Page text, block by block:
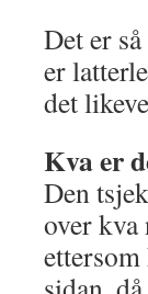
Det er
er
det
Kva er
Den
over